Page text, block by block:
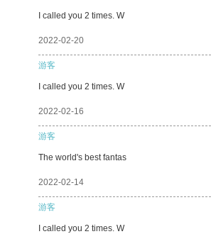
I called you 2 times. W
2022-02-20
游客
I called you 2 times. W
2022-02-16
游客
The world's best fantas
2022-02-14
游客
I called you 2 times. W